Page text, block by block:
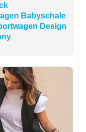
Babyschale
Design